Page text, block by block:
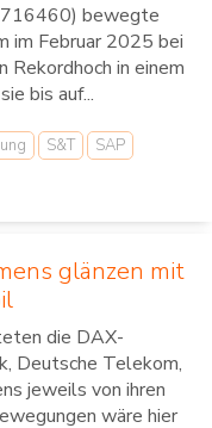
bewegte
im Februar 2025 bei
in einem
bis auf...
S&T
SAP
glänzen mit
die DAX-
Deutsche Telekom,
jeweils von ihren
wäre hier